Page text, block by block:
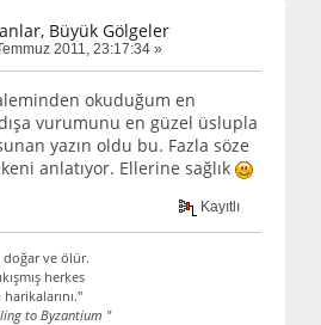
Büyük Gölgeler
2011, 23:17:34 »
okuduğum en
vurumunu en güzel üslupla
yazın oldu bu. Fazla söze
anlatıyor. Ellerine sağlık
Kayıtlı
ve ölür.
herkes
to Byzantium "